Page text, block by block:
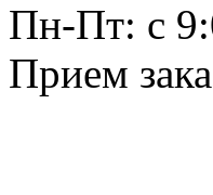
Пн-Пт: c
Прием